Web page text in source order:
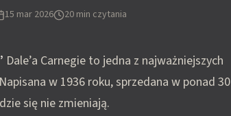
15 mar 2026 20 min czytania
Dale’a Carnegie to jedna z najważniejszych
w 1936 roku, sprzedana w ponad 30
się nie zmieniają.